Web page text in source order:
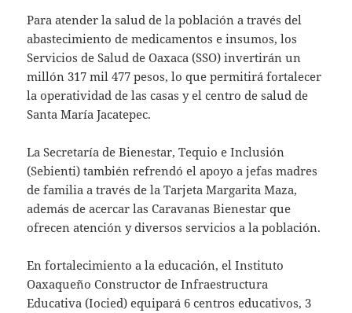
Para atender la salud de la población a través del
abastecimiento de medicamentos e insumos, los
Servicios de Salud de Oaxaca (SSO) invertirán un
millón 317 mil 477 pesos, lo que permitirá fortalecer
la operatividad de las casas y el centro de salud de
Santa María Jacatepec.
La Secretaría de Bienestar, Tequio e Inclusión
(Sebienti) también refrendó el apoyo a jefas madres
de familia a través de la Tarjeta Margarita Maza,
además de acercar las Caravanas Bienestar que
ofrecen atención y diversos servicios a la población.
En fortalecimiento a la educación, el Instituto
Oaxaqueño Constructor de Infraestructura
Educativa (Iocied) equipará 6 centros educativos, 3